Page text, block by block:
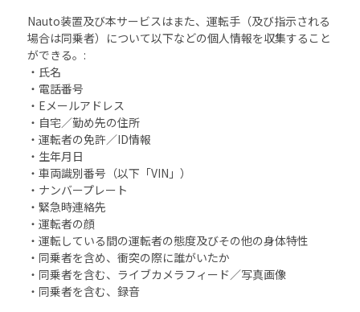
Nauto装置及び本サービスはまた、運転手（及び指示される
場合は同乗者）について以下などの個人情報を収集すること
ができる。:
・氏名
・電話番号
・Eメールアドレス
・自宅／勤め先の住所
・運転者の免許／ID情報
・生年月日
・車両識別番号（以下「VIN」）
・ナンバープレート
・緊急時連絡先
・運転者の顔
・運転している間の運転者の態度及びその他の身体特性
・同乗者を含め、衝突の際に誰がいたか
・同乗者を含む、ライブカメラフィード／写真画像
・同乗者を含む、録音